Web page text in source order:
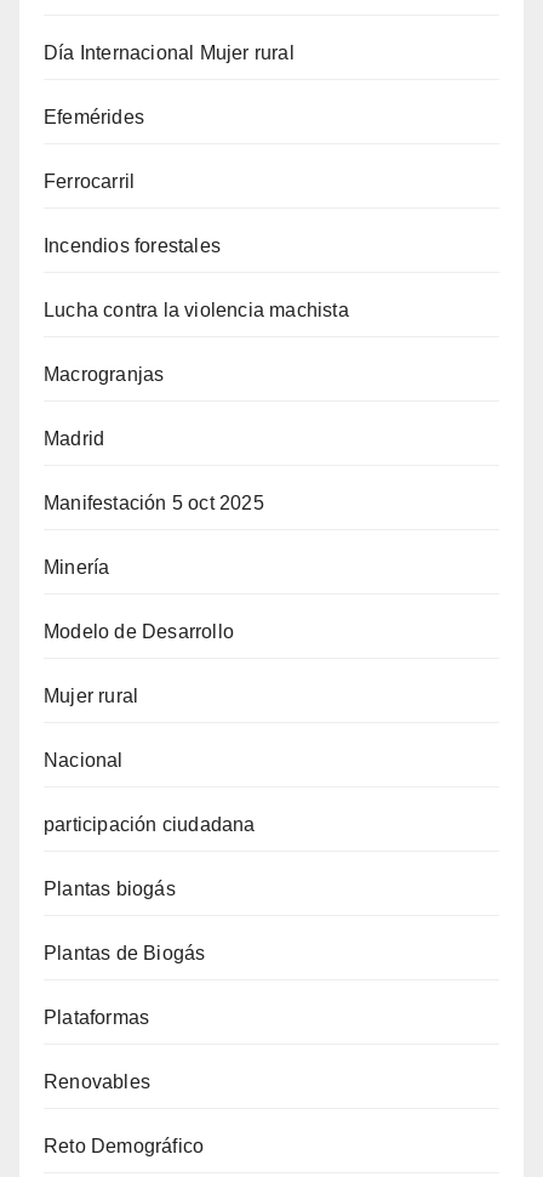
Día Internacional Mujer rural
Efemérides
Ferrocarril
Incendios forestales
Lucha contra la violencia machista
Macrogranjas
Madrid
Manifestación 5 oct 2025
Minería
Modelo de Desarrollo
Mujer rural
Nacional
participación ciudadana
Plantas biogás
Plantas de Biogás
Plataformas
Renovables
Reto Demográfico